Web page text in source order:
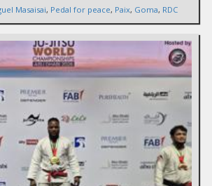
Masaisai, Pedal for peace, Paix, Goma, RDC